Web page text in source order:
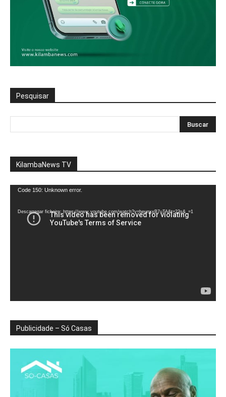
Pesquisar
KilambaNews TV
Reprodutor
vídeo
Code 150: Unknown error.
Descarregar ficheiro: https://www.youtube.com/watch?v=heunxxB7uTA&t=22s&_=1
Publicidade – Só Casas